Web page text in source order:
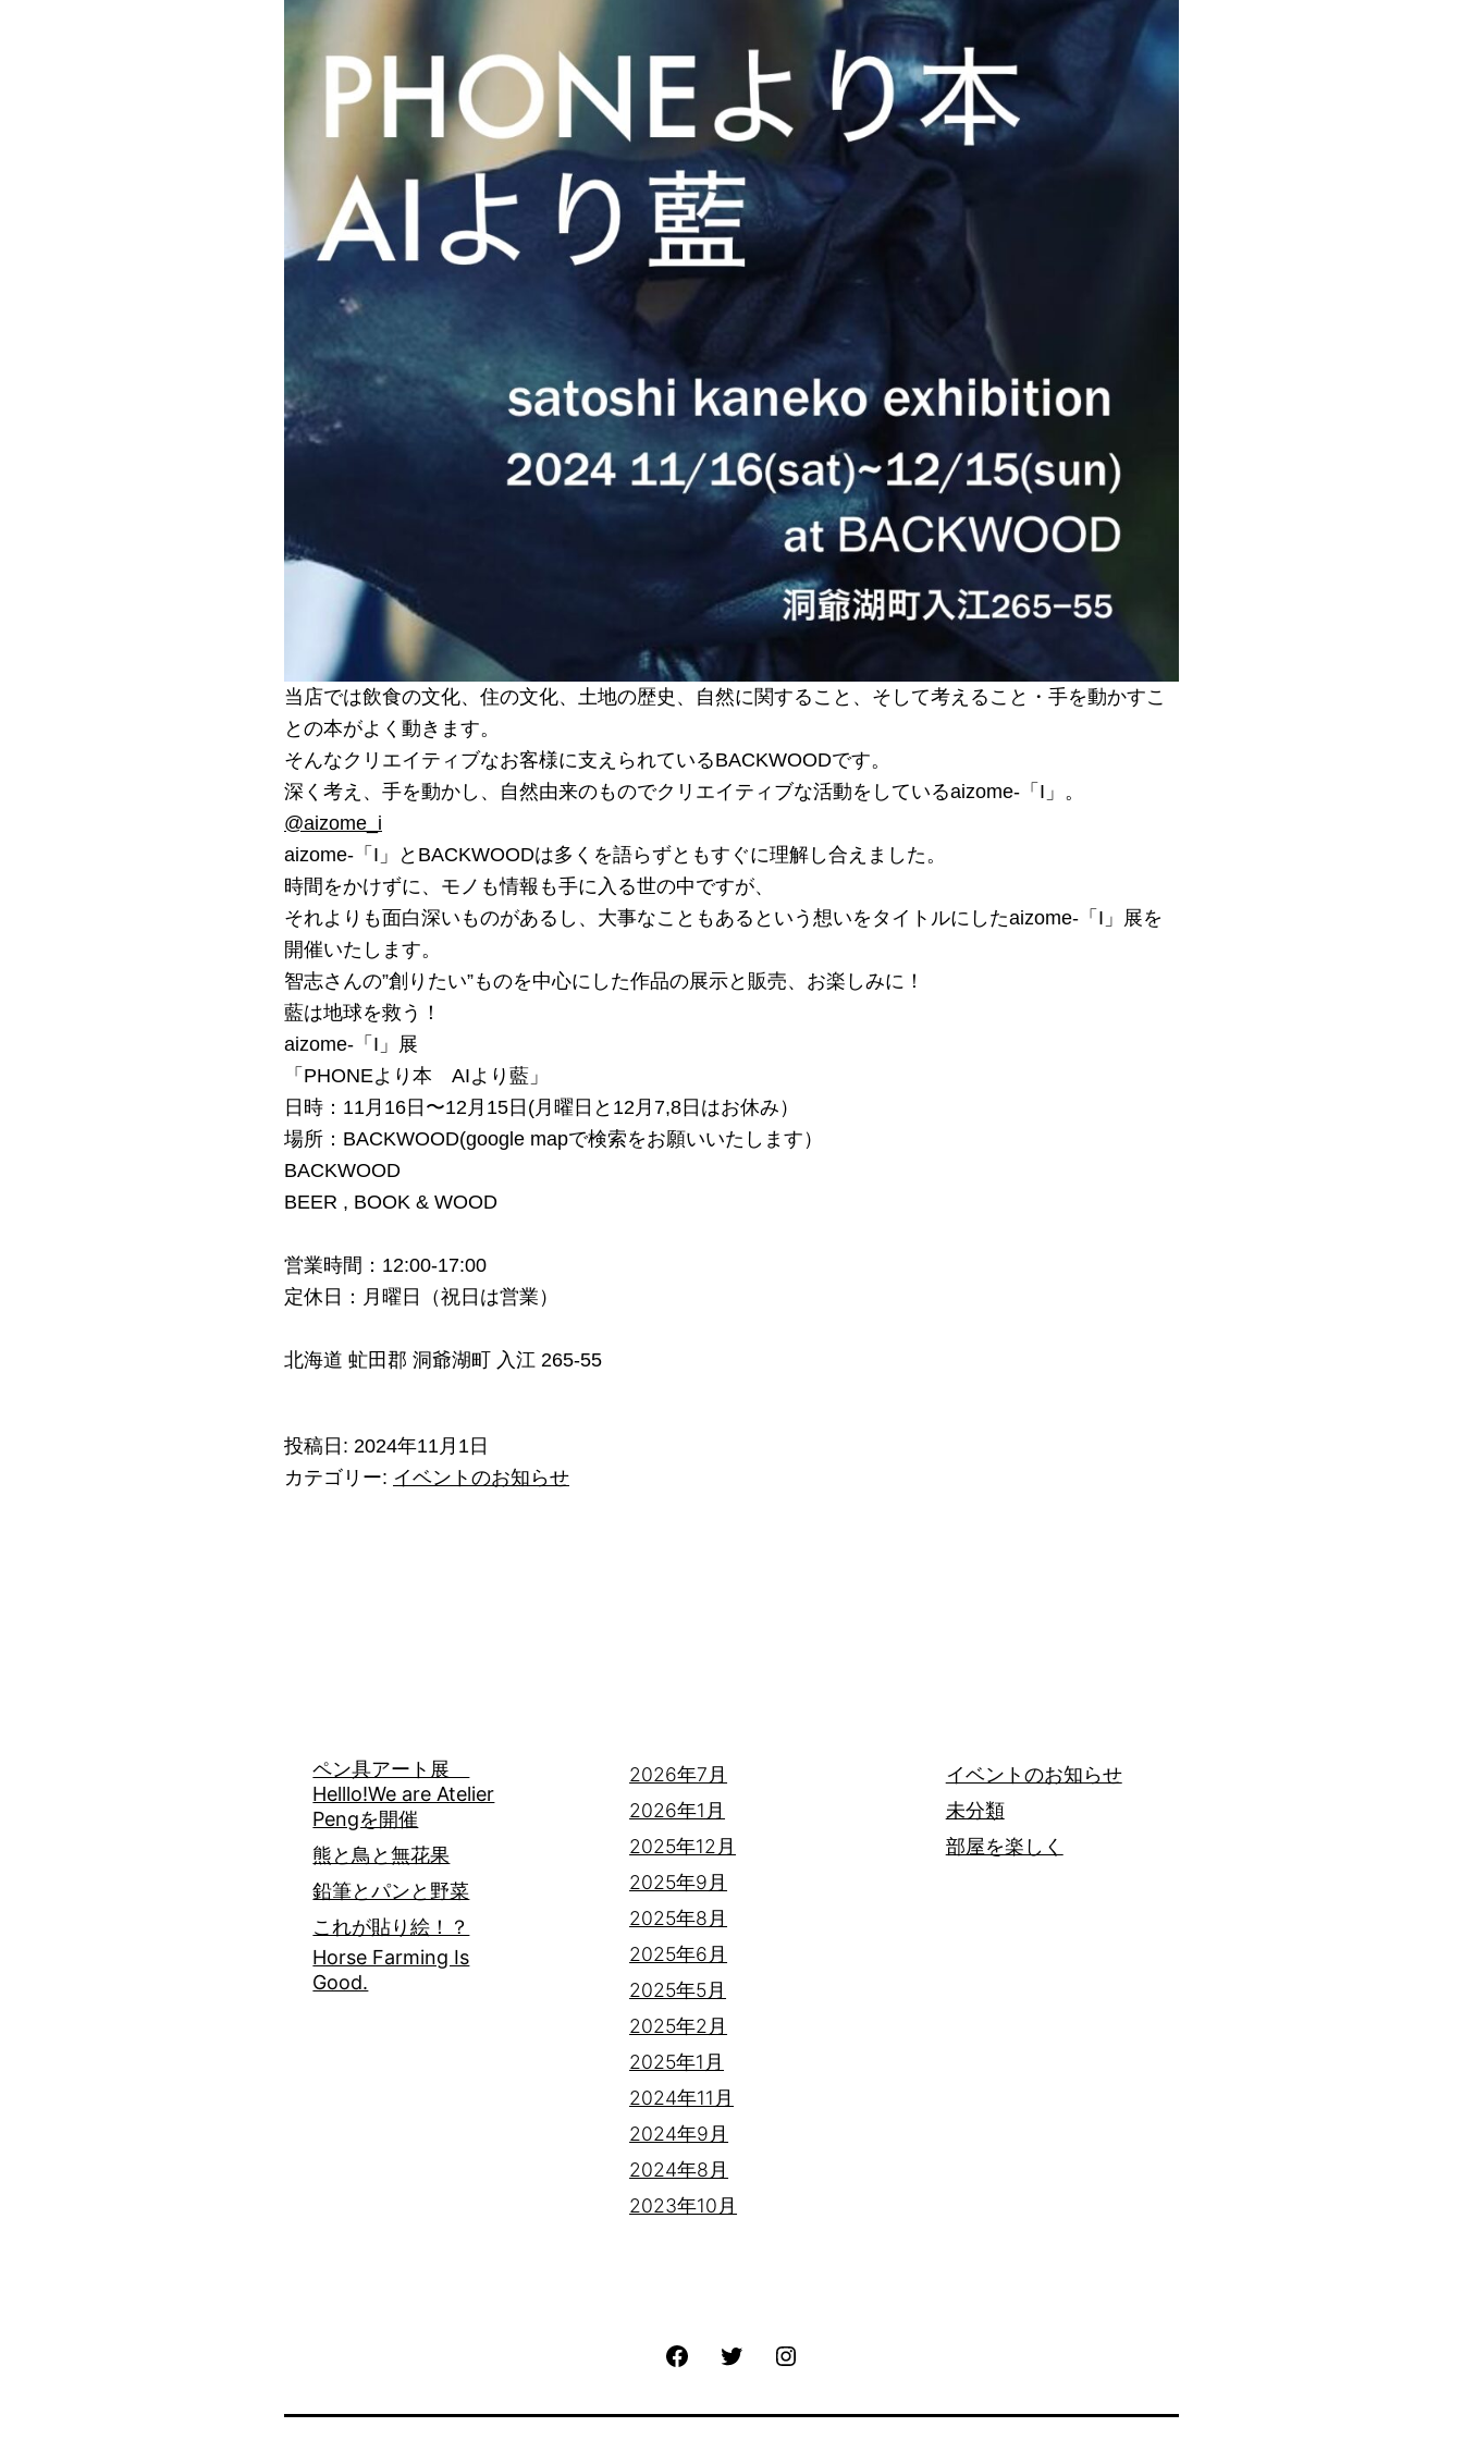
当店では飲食の文化、住の文化、土地の歴史、自然に関すること、そして考えること・手を動かすこ
との本がよく動きます。
そんなクリエイティブなお客様に支えられているBACKWOODです。
深く考え、手を動かし、自然由来のものでクリエイティブな活動をしているaizome-「I」。
@aizome_i
aizome-「I」とBACKWOODは多くを語らずともすぐに理解し合えました。
時間をかけずに、モノも情報も手に入る世の中ですが、
それよりも面白深いものがあるし、大事なこともあるという想いをタイトルにしたaizome-「I」展を
開催いたします。
智志さんの”創りたい”ものを中心にした作品の展示と販売、お楽しみに！
藍は地球を救う！
aizome-「I」展
「PHONEより本 AIより藍」
日時：11月16日〜12月15日(月曜日と12月7,8日はお休み）
場所：BACKWOOD(google mapで検索をお願いいたします）
BACKWOOD
BEER , BOOK & WOOD
営業時間：12:00-17:00
定休日：月曜日（祝日は営業）
北海道 虻田郡 洞爺湖町 入江 265-55
投稿日: 2024年11月1日
カテゴリー: イベントのお知らせ
ペン具アート展
Helllo!We are Atelier
Pengを開催
熊と鳥と無花果
鉛筆とパンと野菜
これが貼り絵！？
Horse Farming Is
Good.
2026年7月
2026年1月
2025年12月
2025年9月
2025年8月
2025年6月
2025年5月
2025年2月
2025年1月
2024年11月
2024年9月
2024年8月
2023年10月
イベントのお知らせ
未分類
部屋を楽しく
FacebookTwitter